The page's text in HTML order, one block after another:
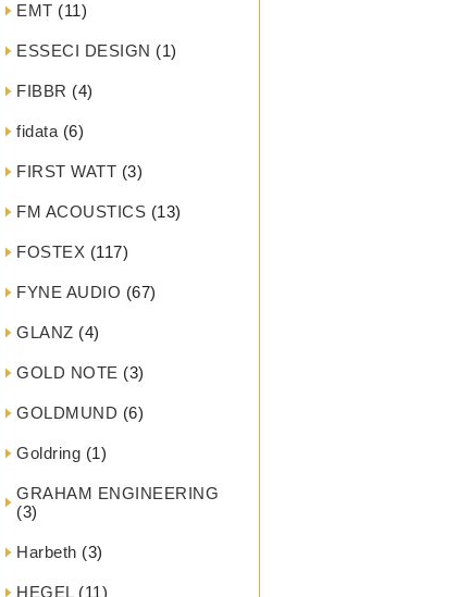
EMT (11)
ESSECI DESIGN (1)
FIBBR (4)
fidata (6)
FIRST WATT (3)
FM ACOUSTICS (13)
FOSTEX (117)
FYNE AUDIO (67)
GLANZ (4)
GOLD NOTE (3)
GOLDMUND (6)
Goldring (1)
GRAHAM ENGINEERING
(3)
Harbeth (3)
HEGEL(11)